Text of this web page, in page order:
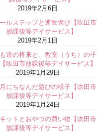
2019年2月6日
ルステップと運動遊び【吹田市
放課後等デイサービス】
2019年2月1日
達の将来と、教室（うち）の子
吹田市放課後等デイサービス】
2019年1月29日
にちなんだ遊びの様子【吹田市
放課後等デイサービス】
2019年1月24日
ットとおやつの買い物【吹田市
放課後等デイサービス】